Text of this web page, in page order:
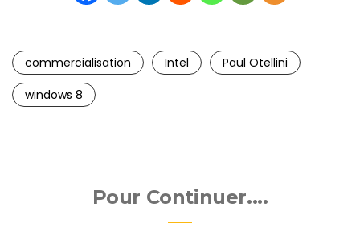
commercialisation Intel
Paul Otellini
windows 8
Pour Continuer....